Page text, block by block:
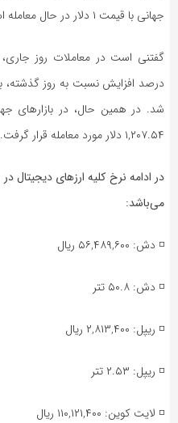
جهانی با قیمت ۱ دلار در حال معامله است.
شد. در همین حال، در بازار‌های
۱,۲۰۷.۵۴ دلار مورد معامله قرار گرفت.
در ادامه نرخ کلیه ارز‌های دیجیتال
می‌باشد:
◽️ دش: ۵۶,۴۸۹,۶۰۰ ریال
◽️ دش: ۵۰.۸ تتر
◽️ ریپل: ۲,۸۱۳,۴۰۰ ریال
◽️ ریپل: ۲.۵۳ تتر
◽️ لایت کوین: ۱۱۰,۱۲۱,۴۰۰ ریال